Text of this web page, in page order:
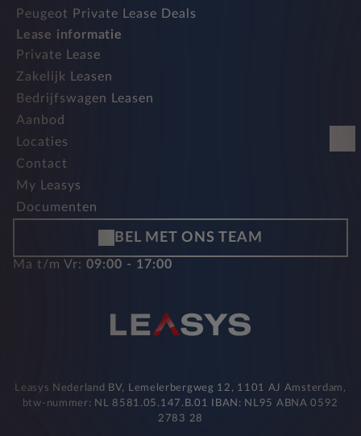
Peugeot Private Lease Deals
Lease informatie
Private Lease
Zakelijk Leasen
Bedrijfswagen Leasen
Aanbod
Locaties
Contact
My Leasys
Documenten
BEL MET ONS TEAM
Ma t/m Vr: 09:00 - 17:00
Leasys Nederland BV, Lemelerbergweg 12, 1101 AJ Amsterdam,
btw-nummer: NL 8581.05.147.B.01 IBAN: NL95 ABNA 0592
2783 28